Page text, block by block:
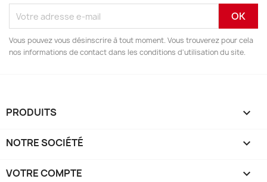
Vous pouvez vous désinscrire à tout moment. Vous trouverez pour cela
nos informations de contact dans les conditions d'utilisation du site.
PRODUITS 
NOTRE SOCIÉTÉ 
VOTRE COMPTE 